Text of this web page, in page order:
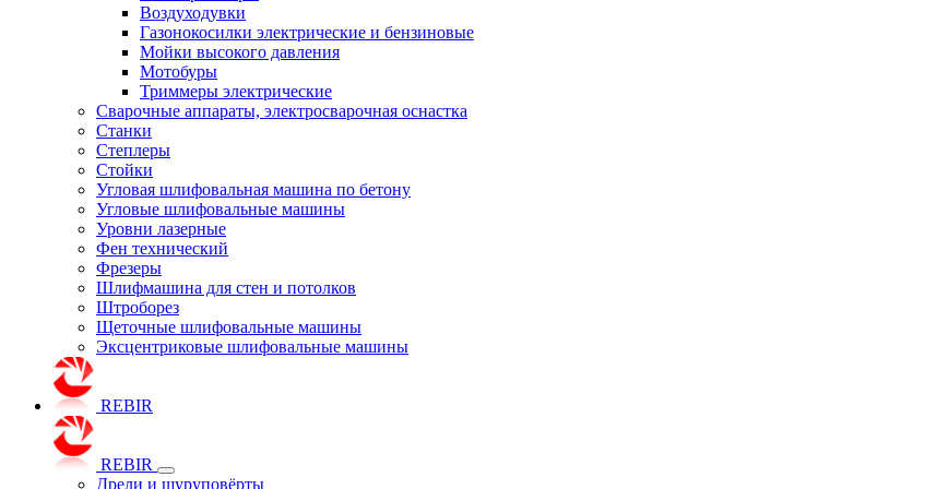
Воздуходувки
Газонокосилки электрические и бензиновые
Мойки высокого давления
Мотобуры
Триммеры электрические
Сварочные аппараты, электросварочная оснастка
Станки
Степлеры
Стойки
Угловая шлифовальная машина по бетону
Угловые шлифовальные машины
Уровни лазерные
Фен технический
Фрезеры
Шлифмашина для стен и потолков
Штроборез
Щеточные шлифовальные машины
Эксцентриковые шлифовальные машины
REBIR
REBIR
Дрели и шуруповёрты